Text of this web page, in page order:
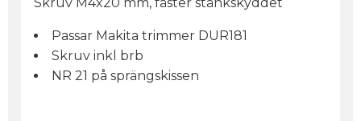
Passar Makita trimmer DUR181
Skruv inkl brb
NR 21 på sprängskissen